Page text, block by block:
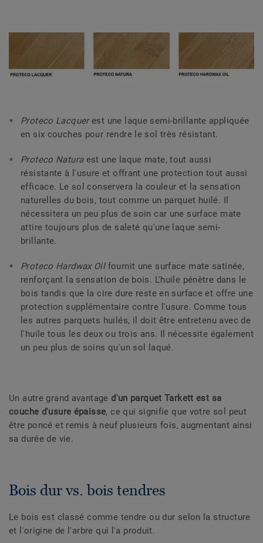
Proteco Lacquerest une laque semi-brillante appliquée
en six couches pour rendre le sol très résistant.
Proteco Natura est une laque mate, tout aussi
résistante à l'usure et offrant une protection tout aussi
efficace. Le sol conservera la couleur et la sensation
naturelles du bois, tout comme un parquet huilé. Il
nécessitera un peu plus de soin car une surface mate
attire toujours plus de saleté qu'une laque semi-
brillante.
Proteco Hardwax Oil fournit une surface mate satinée,
renforçant la sensation de bois. L'huile pénètre dans le
bois tandis que la cire dure reste en surface et offre une
protection supplémentaire contre l'usure. Comme tous
les autres parquets huilés, il doit être entretenu avec de
l'huile tous les deux ou trois ans. Il nécessite également
un peu plus de soins qu'un sol laqué.
Un autre grand avantage d'un parquet Tarkett est sa
couche d'usure épaisse, ce qui signifie que votre sol peut
être poncé et remis à neuf plusieurs fois, augmentant ainsi
sa durée de vie.
Bois dur vs. bois tendres
Le bois est classé comme tendre ou dur selon la structure
et l'origine de l'arbre qui l'a produit.